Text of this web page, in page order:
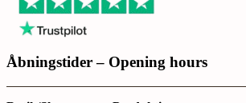
Åbningstider – Opening hours